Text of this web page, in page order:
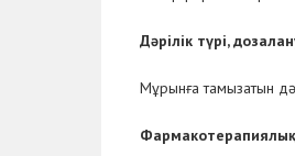
Дәрілік түрі,
Мұрынға тамызатын